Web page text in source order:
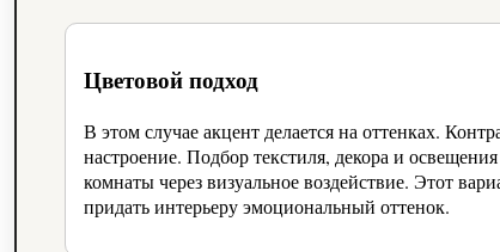
Цветовой подход
В этом случае акцент делается на оттенках.
настроение. Подбор текстиля, декора и
комнаты через визуальное воздействие. Этот
придать интерьеру эмоциональный оттенок.